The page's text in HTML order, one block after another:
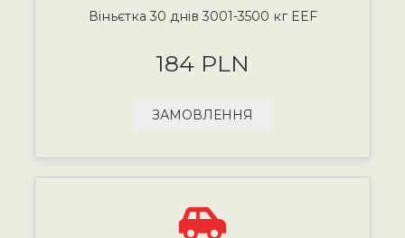
Віньєтка 30 днів 3001-3500 кг EEF
184 PLN
ЗАМОВЛЕННЯ